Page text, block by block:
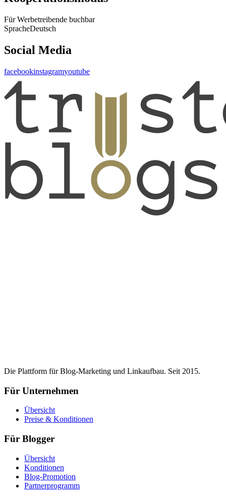
Für Werbetreibende buchbar
SpracheDeutsch
Social Media
facebookinstagramyoutube
Die Plattform für Blog-Marketing und Linkaufbau. Seit 2015.
Für Unternehmen
Übersicht
Preise & Konditionen
Für Blogger
Übersicht
Konditionen
Blog-Promotion
Partnerprogramm